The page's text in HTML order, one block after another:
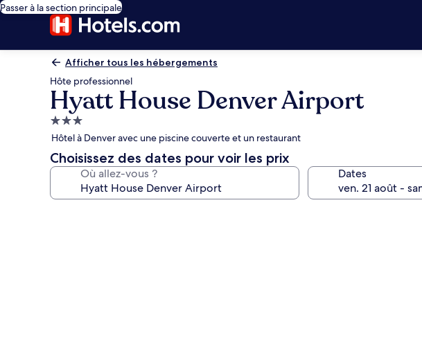
Passer à la section principale
Afficher tous les hébergements
Hôte professionnel
Hyatt House Denver Airport
Hébergement
3.0 étoiles
Hôtel à Denver avec une piscine couverte et un restaurant
Choisissez des dates pour voir les prix
Où allez-vous ? Dates